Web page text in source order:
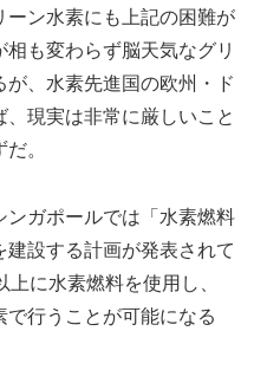
ーン水素にも上記の困難が
も変わらず脳天気なグリ
、水素先進国の欧州・ド
現実は非常に厳しいこと
。
ンガポールでは「水素燃料
設する計画が発表されて
に水素燃料を使用し、
行うことが可能になる